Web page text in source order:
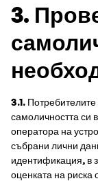
3.
3.1.
самоличността си
оператора на
събрани лични
идентификация, в
оценката на риска